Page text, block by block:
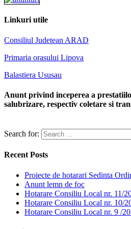
Linkuri utile
Consiliul Judetean ARAD
Primaria orasului Lipova
Balastiera Ususau
Anunt privind inceperea a
salubrizare, respectiv coletare si
Search for:
Recent Posts
Proiecte de hotarari Sedinta
Anunt lemn de foc
Hotarare Consiliu Local nr. 11/
Hotarare Consiliu Local nr. 10/
Hotarare Consiliu Local nr. 9 /